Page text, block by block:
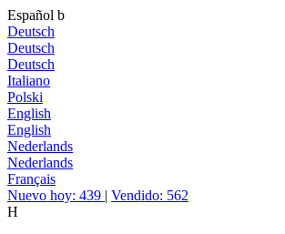
Español b
Deutsch
Deutsch
Deutsch
Italiano
Polski
English
English
Nederlands
Nederlands
Français
Nuevo hoy: 439 | Vendido: 562
H